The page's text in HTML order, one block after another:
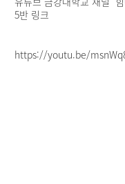
5반 링크
https://youtu.be/